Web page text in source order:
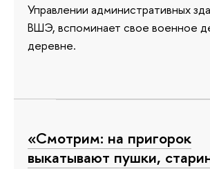
Управлении административных
ВШЭ, вспоминает свое военное
деревне.
«Смотрим: на пригорок
выкатывают пушки,